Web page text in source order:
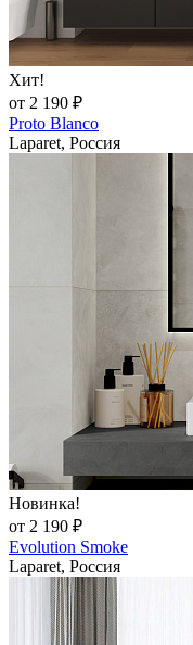
Хит!
от 2 190 ₽
Proto Blanco
Laparet, Россия
Новинка!
от 2 190 ₽
Evolution Smoke
Laparet, Россия